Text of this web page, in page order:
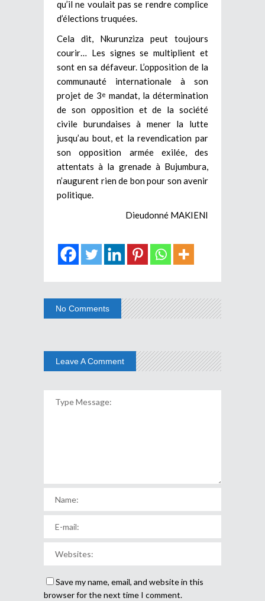
qu’il ne voulait pas se rendre complice
d’élections truquées.
Cela dit, Nkurunziza peut toujours
courir… Les signes se multiplient et
sont en sa défaveur. L’opposition de la
communauté internationale à son
projet de 3e mandat, la détermination
de son opposition et de la société
civile burundaises à mener la lutte
jusqu’au bout, et la revendication par
son opposition armée exilée, des
attentats à la grenade à Bujumbura,
n’augurent rien de bon pour son avenir
politique.
Dieudonné MAKIENI
No Comments
Leave A Comment
Save my name, email, and website in this
browser for the next time I comment.